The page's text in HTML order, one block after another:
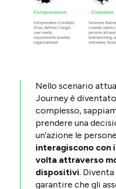
Nello scenario
Journey è
complesso,
prendere una
un'azione le
interagiscono con
volta attraverso
dispositivi.
garantire che gli